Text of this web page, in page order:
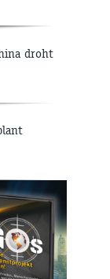
droht